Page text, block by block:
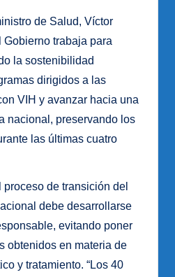
de Salud, Víctor
trabaja para
la sostenibilidad
dirigidos a las
VIH y avanzar hacia una
nacional, preservando los
las últimas cuatro
de transición del
debe desarrollarse
evitando poner
obtenidos en materia de
y tratamiento. “Los 40